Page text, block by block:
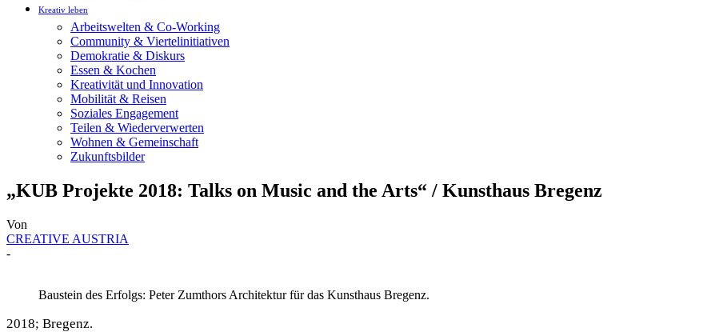
Kreativ leben
Arbeitswelten & Co-Working
Community & Viertelinitiativen
Demokratie & Diskurs
Essen & Kochen
Kreativität und Innovation
Mobilität & Reisen
Soziales Engagement
Teilen & Wiederverwerten
Wohnen & Gemeinschaft
Zukunftsbilder
„KUB Projekte 2018: Talks on Music and the Arts“ / Kunsthaus Bregenz
Von
CREATIVE AUSTRIA
-
Baustein des Erfolgs: Peter Zumthors Architektur für das Kunsthaus Bregenz.
2018; Bregenz.